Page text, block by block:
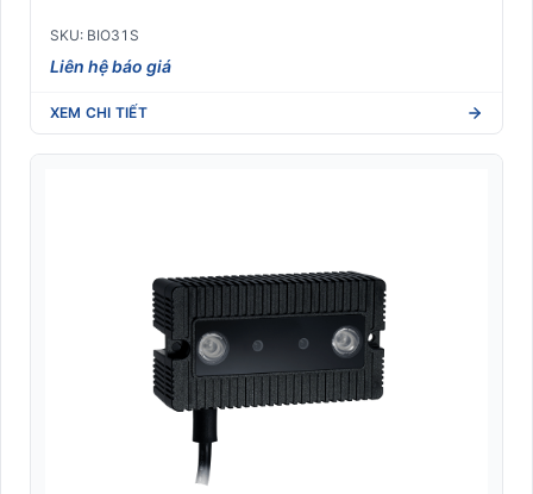
SKU: BIO31S
Liên hệ báo giá
XEM CHI TIẾT